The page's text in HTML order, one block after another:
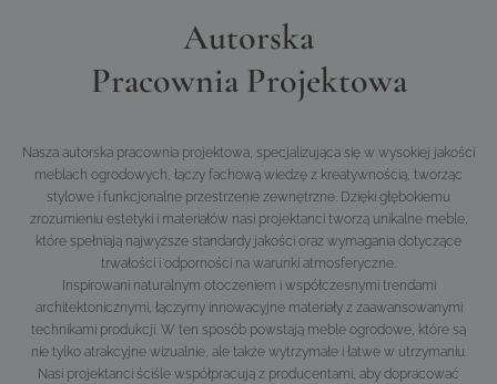
Autorska
Pracownia Projektowa
Nasza autorska pracownia projektowa, specjalizująca się w wysokiej jakości
meblach ogrodowych, łączy fachową wiedzę z kreatywnością, tworząc
stylowe i funkcjonalne przestrzenie zewnętrzne. Dzięki głębokiemu
zrozumieniu estetyki i materiałów nasi projektanci tworzą unikalne meble,
które spełniają najwyższe standardy jakości oraz wymagania dotyczące
trwałości i odporności na warunki atmosferyczne.
Inspirowani naturalnym otoczeniem i współczesnymi trendami
architektonicznymi, łączymy innowacyjne materiały z zaawansowanymi
technikami produkcji. W ten sposób powstają meble ogrodowe, które są
nie tylko atrakcyjne wizualnie, ale także wytrzymałe i łatwe w utrzymaniu.
Nasi projektanci ściśle współpracują z producentami, aby dopracować